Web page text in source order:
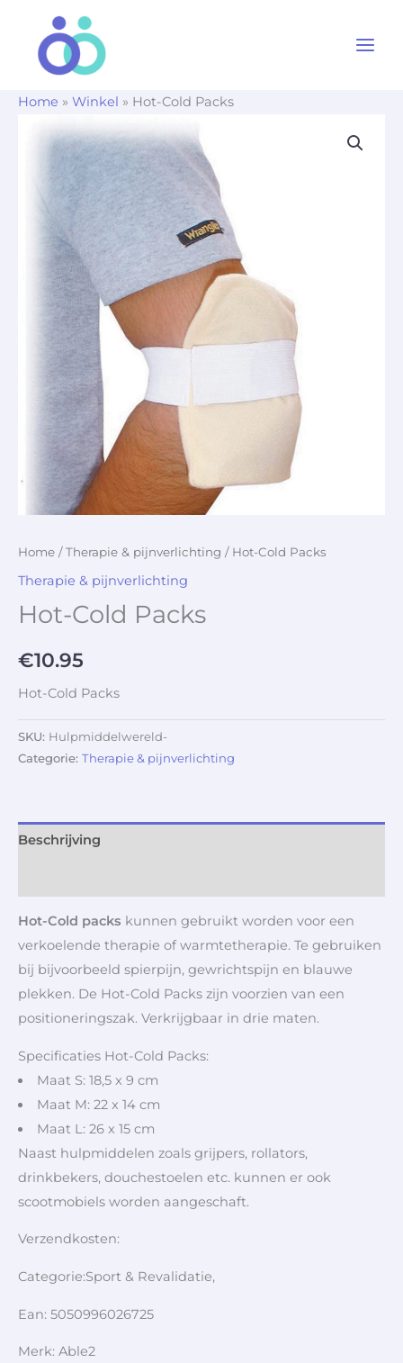
Home » Winkel » Hot-Cold Packs
Home /Therapie & pijnverlichting / Hot-Cold Packs
Therapie & pijnverlichting
Hot-Cold Packs
€10.95
Hot-Cold Packs
SKU: Hulpmiddelwereld-
Categorie: Therapie & pijnverlichting
Beschrijving
Hot-Cold packs kunnen gebruikt worden voor een
verkoelende therapie of warmtetherapie. Te gebruiken
bij bijvoorbeeld spierpijn, gewrichtspijn en blauwe
plekken. De Hot-Cold Packs zijn voorzien van een
positioneringszak. Verkrijgbaar in drie maten.
Specificaties Hot-Cold Packs:
Maat S: 18,5 x 9 cm
Maat M: 22 x 14 cm
Maat L: 26 x 15 cm
Naast hulpmiddelen zoals grijpers, rollators,
drinkbekers, douchestoelen etc. kunnen er ook
scootmobiels worden aangeschaft.
Verzendkosten:
Categorie:Sport & Revalidatie,
Ean: 5050996026725
Merk: Able2